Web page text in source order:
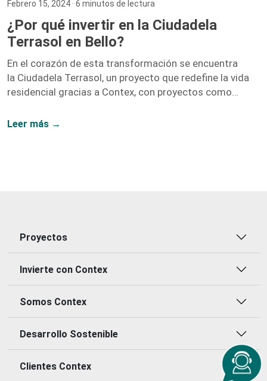
Febrero 15, 2024 · 6 minutos de lectura
¿Por qué invertir en la Ciudadela
Terrasol en Bello?
En el corazón de esta transformación se encuentra
la Ciudadela Terrasol, un proyecto que redefine la vida
residencial gracias a Contex, con proyectos como
Leer más →
Proyectos
Invierte con Contex
Somos Contex
Desarrollo Sostenible
Clientes Contex